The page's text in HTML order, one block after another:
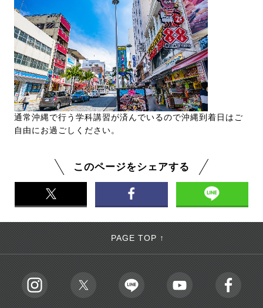
通常沖縄で行う学科講習が済んでいるので沖縄到着日はご
自由にお過ごしください。
このページをシェアする
PAGE TOP ↑